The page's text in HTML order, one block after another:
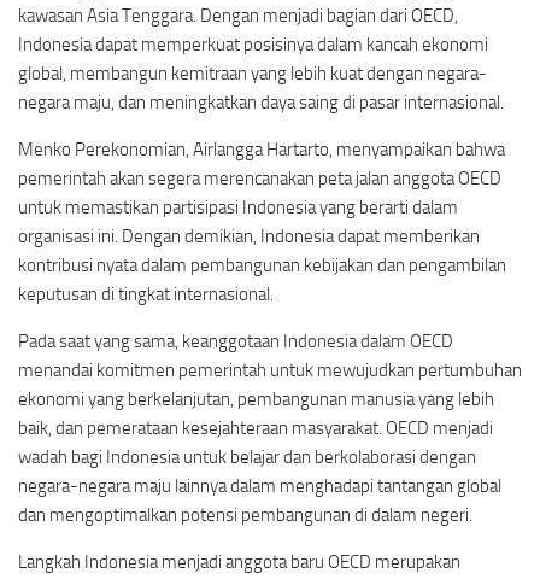
kawasan Asia Tenggara. Dengan menjadi bagian dari OECD,
Indonesia dapat memperkuat posisinya dalam kancah ekonomi
global, membangun kemitraan yang lebih kuat dengan negara-
negara maju, dan meningkatkan daya saing di pasar internasional.
Menko Perekonomian, Airlangga Hartarto, menyampaikan bahwa
pemerintah akan segera merencanakan peta jalan anggota OECD
untuk memastikan partisipasi Indonesia yang berarti dalam
organisasi ini. Dengan demikian, Indonesia dapat memberikan
kontribusi nyata dalam pembangunan kebijakan dan pengambilan
keputusan di tingkat internasional.
Pada saat yang sama, keanggotaan Indonesia dalam OECD
menandai komitmen pemerintah untuk mewujudkan pertumbuhan
ekonomi yang berkelanjutan, pembangunan manusia yang lebih
baik, dan pemerataan kesejahteraan masyarakat. OECD menjadi
wadah bagi Indonesia untuk belajar dan berkolaborasi dengan
negara-negara maju lainnya dalam menghadapi tantangan global
dan mengoptimalkan potensi pembangunan di dalam negeri.
Langkah Indonesia menjadi anggota baru OECD merupakan